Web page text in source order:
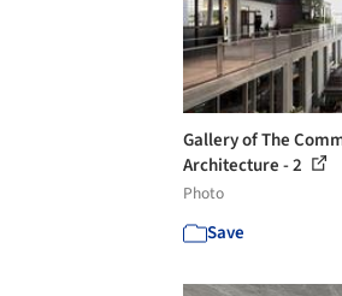
Gallery of The
Architecture - 2
Photo
Save